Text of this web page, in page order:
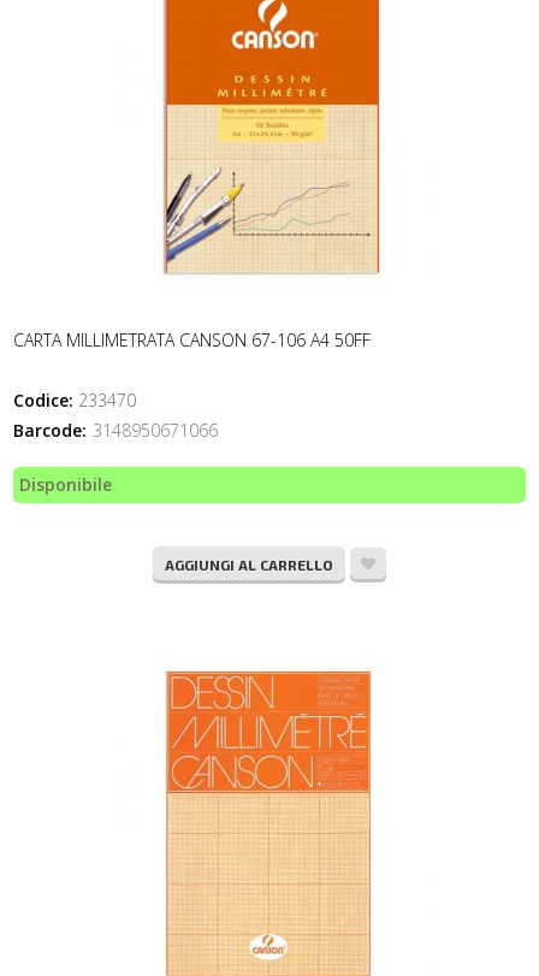
CARTA MILLIMETRATA CANSON 67-106 A4 50FF
Codice: 233470
Barcode: 3148950671066
Disponibile
AGGIUNGI AL CARRELLO